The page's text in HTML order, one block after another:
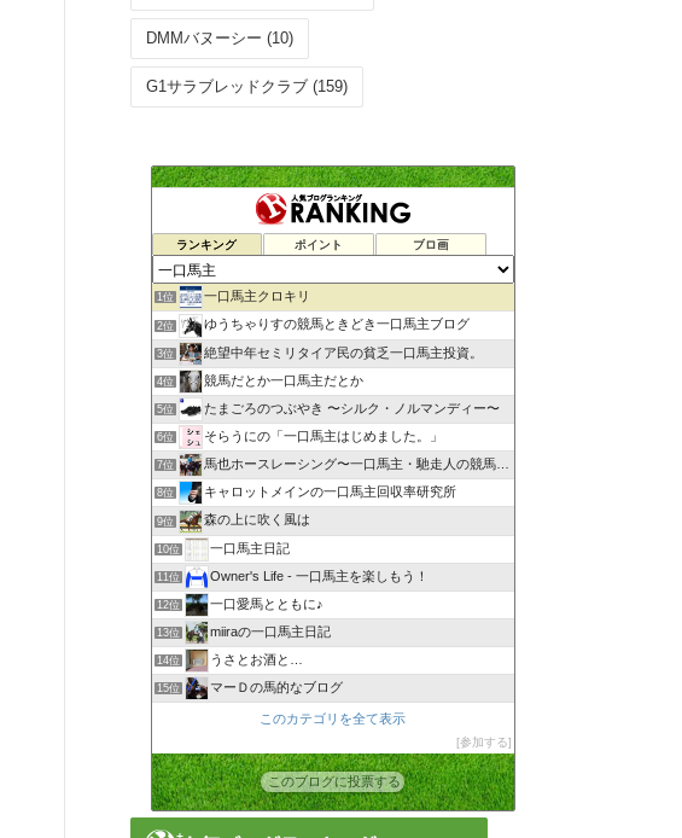
DMMバヌーシー (10)
G1サラブレッドクラブ (159)
ランキング ポイント ブロ画
1位 一口馬主クロキリ
2位 ゆうちゃりすの競馬ときどき一口馬主ブログ
3位 絶望中年セミリタイア民の貧乏一口馬主投資。
4位 競馬だとか一口馬主だとか
5位 たまごろのつぶやき 〜シルク・ノルマンディー〜
6位 そらうにの「一口馬主はじめました。」
7位 馬也ホースレーシング〜一口馬主・馳走人の競馬備忘録〜
8位 キャロットメインの一口馬主回収率研究所
9位 森の上に吹く風は
10位 一口馬主日記
11位 Owner's Life - 一口馬主を楽しもう！
12位 一口愛馬とともに♪
13位 miiraの一口馬主日記
14位 うさとお酒と…
15位 マーＤの馬的なブログ
このカテゴリを全て表示
参加する
このブログに投票する